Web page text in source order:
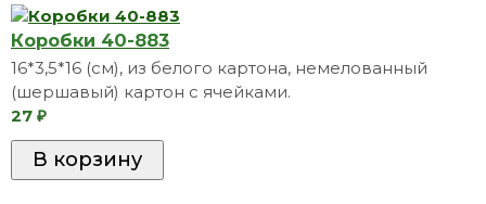
Коробки 40-883
16*3,5*16 (см), из белого картона, немелованный
(шершавый) картон с ячейками.
27 ₽